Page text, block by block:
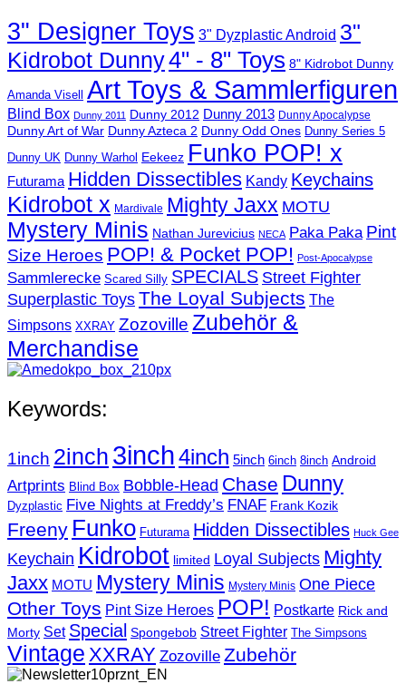
3" Designer Toys 3" Dyzplastic Android 3"
Kidrobot Dunny4" - 8" Toys 8" Kidrobot Dunny
Amanda Visell Art Toys & Sammlerfiguren
Blind Box Dunny 2011 Dunny 2012 Dunny 2013 Dunny Apocalypse
Dunny Art of War Dunny Azteca 2 Dunny Odd Ones Dunny Series 5
Dunny UK Dunny Warhol Eekeez Funko POP! x
Futurama Hidden Dissectibles Kandy Keychains
Kidrobot x Mardivale Mighty Jaxx MOTU
Mystery Minis Nathan Jurevicius NECA Paka Paka Pint
Size Heroes POP! & Pocket POP! Post-Apocalypse
Sammlerecke Scared Silly SPECIALS Street Fighter
Superplastic ToysThe Loyal Subjects The
Simpsons XXRAY Zozoville Zubehör &
Merchandise
Keywords:
1inch 2inch 3inch4inch 5inch 6inch 8inch Android
Artprints Blind Box Bobble-Head Chase Dunny
Dyzplastic Five Nights at Freddy’s FNAF Frank Kozik
Freeny Funko Futurama Hidden Dissectibles Huck Gee
Keychain Kidrobot limited Loyal Subjects Mighty
Jaxx MOTU Mystery Minis Mystery Minis One Piece
Other Toys Pint Size Heroes POP! Postkarte Rick and
Morty Set Special Spongebob Street Fighter The Simpsons
Vintage XXRAY Zozoville Zubehör